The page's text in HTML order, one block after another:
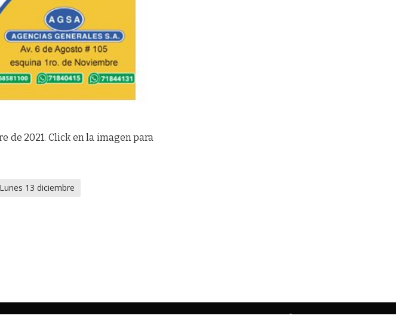
de 2021. Click en la imagen para
Lunes 13 diciembre